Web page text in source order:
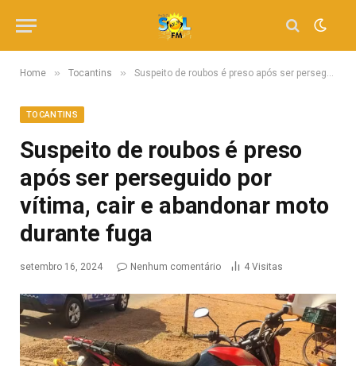
Home » Tocantins » Suspeito de roubos é preso após ser perseguido por vítima, cair e abandonar moto durante fuga
TOCANTINS
Suspeito de roubos é preso
após ser perseguido por
vítima, cair e abandonar moto
durante fuga
setembro 16, 2024 Nenhum comentário 4 Visitas